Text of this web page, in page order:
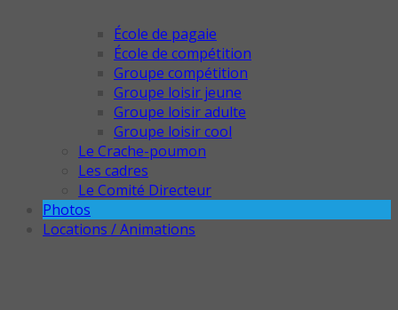
École de pagaie
École de compétition
Groupe compétition
Groupe loisir jeune
Groupe loisir adulte
Groupe loisir cool
Le Crache-poumon
Les cadres
Le Comité Directeur
Photos
Locations / Animations